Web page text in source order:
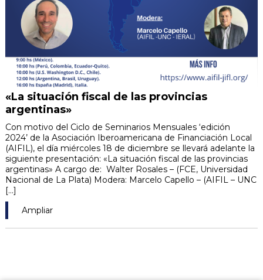
«La situación fiscal de las provincias
argentinas»
Con motivo del Ciclo de Seminarios Mensuales ‘edición
2024’ de la Asociación Iberoamericana de Financiación Local
(AIFIL), el día miércoles 18 de diciembre se llevará adelante la
siguiente presentación: «La situación fiscal de las provincias
argentinas» A cargo de: Walter Rosales – (FCE, Universidad
Nacional de La Plata) Modera: Marcelo Capello – (AIFIL – UNC
[...]
Ampliar